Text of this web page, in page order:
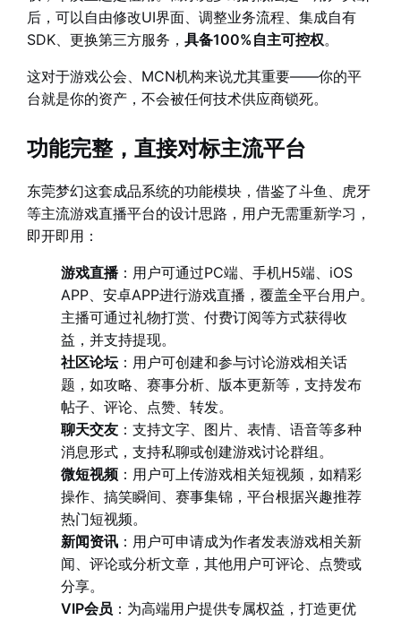
后，可以自由修改UI界面、调整业务流程、集成自有
SDK、更换第三方服务， 具备100%自主可控权。
这对于游戏公会、MCN机构来说尤其重要——你的平
台就是你的资产，不会被任何技术供应商锁死。
功能完整，直接对标主流平台
东莞梦幻这套成品系统的功能模块，借鉴了斗鱼、虎牙
等主流游戏直播平台的设计思路，用户无需重新学习，
即开即用：
游戏直播：用户可通过PC端、手机H5端、iOS
APP、安卓APP进行游戏直播，覆盖全平台用户。
主播可通过礼物打赏、付费订阅等方式获得收
益，并支持提现。
社区论坛：用户可创建和参与讨论游戏相关话
题，如攻略、赛事分析、版本更新等，支持发布
帖子、评论、点赞、转发。
聊天交友 ：支持文字、图片、表情、语音等多种
消息形式，支持私聊或创建游戏讨论群组。
微短视频 ：用户可上传游戏相关短视频，如精彩
操作、搞笑瞬间、赛事集锦，平台根据兴趣推荐
热门短视频。
新闻资讯 ：用户可申请成为作者发表游戏相关新
闻、评论或分析文章，其他用户可评论、点赞或
分享。
VIP会员 ：为高端用户提供专属权益，打造更优